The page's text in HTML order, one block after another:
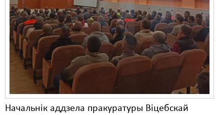
Начальнік аддзела пракуратуры Віцебскай